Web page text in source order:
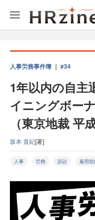
人事労務事件簿 ｜ #34
1年以内の自主
イニングボー
（東京地裁 平
坂本 直紀[著]
人事 労務 訴訟 雇用